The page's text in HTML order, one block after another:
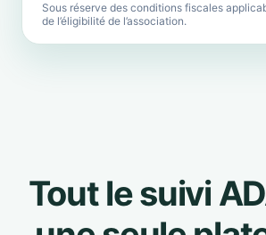
Sous réserve des conditions fiscales
de l’éligibilité de l’association.
Tout le suivi